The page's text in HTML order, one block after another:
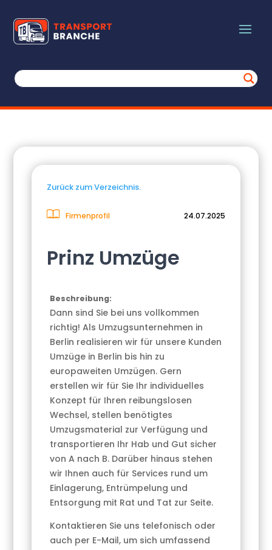
Zurück zum Verzeichnis.
Firmenprofil 24.07.2025
Prinz Umzüge
Beschreibung:
Dann sind Sie bei uns vollkommen
richtig! Als Umzugsunternehmen in
Berlin realisieren wir für unsere Kunden
Umzüge in Berlin bis hin zu
europaweiten Umzügen. Gern
erstellen wir für Sie Ihr individuelles
Konzept für Ihren reibungslosen
Wechsel, stellen benötigtes
Umzugsmaterial zur Verfügung und
transportieren Ihr Hab und Gut sicher
von A nach B. Darüber hinaus stehen
wir Ihnen auch für Services rund um
Einlagerung, Entrümpelung und
Entsorgung mit Rat und Tat zur Seite.
Kontaktieren Sie uns telefonisch oder
auch per E-Mail, um sich umfassend